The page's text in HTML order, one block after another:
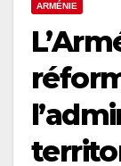
ARMÉNIE